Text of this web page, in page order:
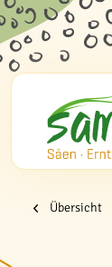
Übersicht